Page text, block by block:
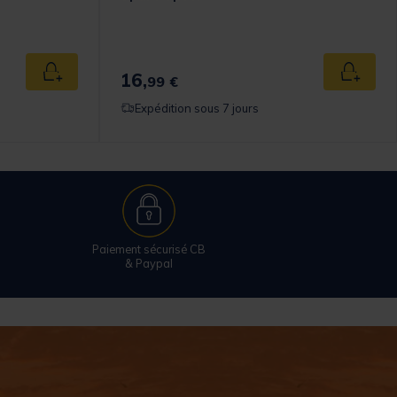
Rating
Ajouter au panier
16,99 € Ajouter
Expédition sous 7 jours
Paiement sécurisé CB
& Paypal